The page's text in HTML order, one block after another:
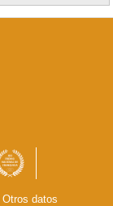
Otros datos